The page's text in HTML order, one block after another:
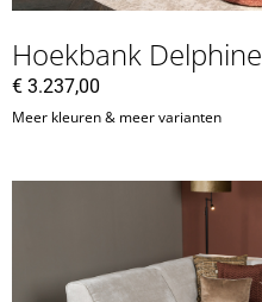
Hoekbank Delphine
€ 3.237,00
Meer kleuren & meer varianten